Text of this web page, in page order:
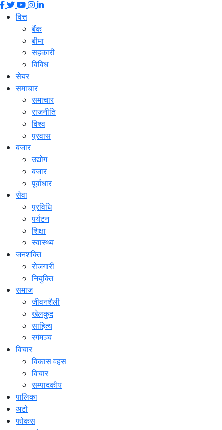
वित्त
बैंक
बीमा
सहकारी
विविध
सेयर
समाचार
समाचार
राजनीति
विश्व
प्रवास
बजार
उद्योग
बजार
पूर्वाधार
सेवा
प्रविधि
पर्यटन
शिक्षा
स्वास्थ्य
जनशक्ति
रोजगारी
नियुक्ति
समाज
जीवनशैली
खेलकुद
साहित्य
रगंमञ्च
विचार
विकास वहस
विचार
सम्पादकीय
पालिका
अटो
फोकस